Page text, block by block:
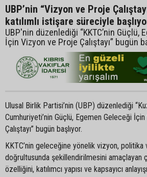
UBP’nin “Vizyon ve Proje
katılımlı istişare süreciyle
UBP'nin düzenlediği “KKTC’nin Güçlü,
İçin Vizyon ve Proje Çalıştayı” bugün
Ulusal Birlik Partisi’nin (UBP) düzenlediği
Cumhuriyeti’nin Güçlü, Egemen Geleceği
Çalıştayı” bugün başlıyor.
KKTC’nin geleceğine yönelik vizyon, politika
doğrultusunda şekillendirilmesini amaçlayan
özelliğini, katılımcı yapısı ve kapsayıcı